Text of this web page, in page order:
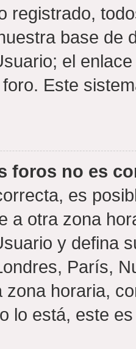
registrado,
base de
el
Este
foros no es
es
a otra zona
y defina
París,
zona horaria,
lo está, este